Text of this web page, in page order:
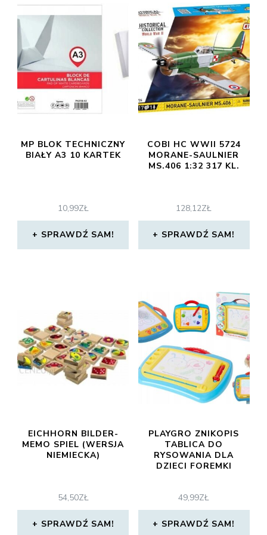
MP BLOK TECHNICZNY
BIAŁY A3 10 KARTEK
10,99ZŁ
SPRAWDŹ SAM!
COBI HC WWII 5724
MORANE-SAULNIER
MS.406 1:32 317 KL.
128,12ZŁ
SPRAWDŹ SAM!
EICHHORN BILDER-
MEMO SPIEL (WERSJA
NIEMIECKA)
54,50ZŁ
SPRAWDŹ SAM!
PLAYGRO ZNIKOPIS
TABLICA DO
RYSOWANIA DLA
DZIECI FOREMKI
49,99ZŁ
SPRAWDŹ SAM!